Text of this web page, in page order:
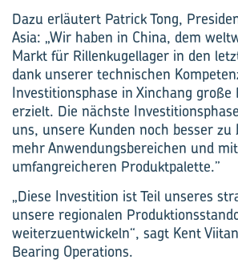
Dazu erläutert Patrick Tong,
Asia: „Wir haben in China, dem
Markt für Rillenkugellager in den
dank unserer technischen
Investitionsphase in Xinchang große
erzielt. Die nächste
uns, unsere Kunden noch besser zu
mehr Anwendungsbereichen und
umfangreicheren Produktpalette.”
„Diese Investition ist Teil unseres
unsere regionalen
weiterzuentwickeln“, sagt Kent
Bearing Operations.